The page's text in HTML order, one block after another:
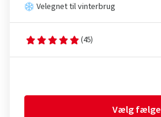
Velegnet til vinterbrug
(45)
Vælg fælge